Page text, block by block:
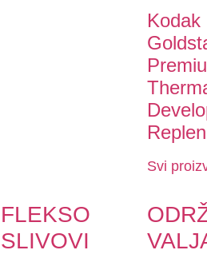
Kodak
Svi
FLEKSO
SLIVOVI